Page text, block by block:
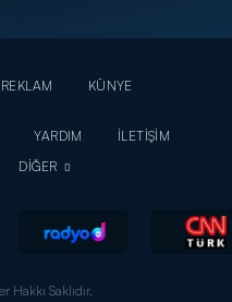
REKLAM
KÜNYE
YARDIM
İLETİŞİM
DİĞER
Hakkı Saklıdır.